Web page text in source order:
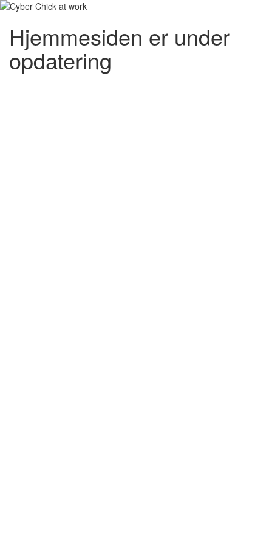
Hjemmesiden er under
opdatering